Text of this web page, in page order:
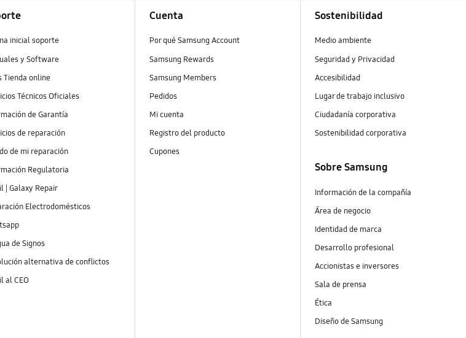
inicial soporte
y Software
Tienda online
Técnicos Oficiales
de Garantía
de reparación
de mi reparación
Regulatoria
| Galaxy Repair
Electrodomésticos
de Signos
alternativa de conflictos
al CEO
Cuenta
Por qué Samsung Account
Samsung Rewards
Samsung Members
Pedidos
Mi cuenta
Registro del producto
Cupones
Sostenibilidad
Medio ambiente
Seguridad y Privacidad
Accesibilidad
Lugar de trabajo inclusivo
Ciudadanía corporativa
Sostenibilidad corporativa
Sobre Samsung
Información de la compañía
Área de negocio
Identidad de marca
Desarrollo profesional
Accionistas e inversores
Sala de prensa
Ética
Diseño de Samsung